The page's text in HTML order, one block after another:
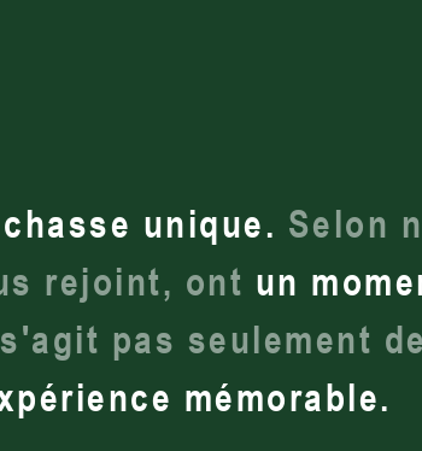
unique. Selon
rejoint, ont un
pas seulement
mémorable.